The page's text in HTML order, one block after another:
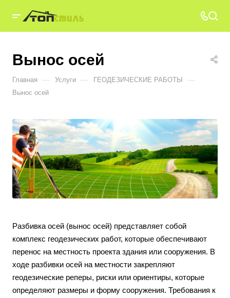
Вынос осей
Главная — Услуги — ГЕОДЕЗИЧЕСКИЕ РАБОТЫ —
Вынос осей
Разбивка осей (вынос осей) представляет собой
комплекс геодезических работ, которые обеспечивают
перенос на местность проекта здания или сооружения. В
ходе разбивки осей на местности закрепляют
геодезические реперы, риски или ориентиры, которые
определяют размеры и форму сооружения. Требования к